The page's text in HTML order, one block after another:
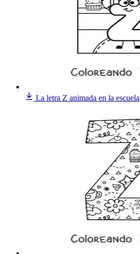
La letra Z animada en la escuela